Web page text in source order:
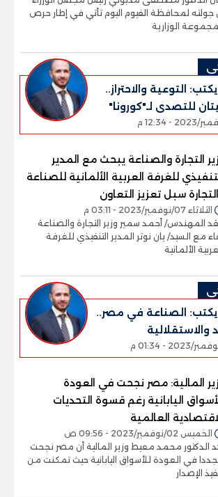
جولته لمحافظة الفيوم اليوم تأتي في إطار حرص
الوزارية
التوعية والاحتراز..
للتصدى لـ"كورونا"
التجارة والصناعة يبحث مع المدير
للغرفة العربية الألمانية للصناعة
سبل تعزيز التعاون
الثلاثاء 07/نوفمبر/2023 - 03:11 م
المهندس/ أحمد سمير وزير التجارة والصناعة
مع السيد/ يان نوتر المدير التنفيذي للغرفة
الألمانية
يكتب: الصناعة في مصر..
والاستقلالية
المالية: مصر نجحت في العودة
اليابانية رغم قسوة التحديات
العالمية
الخميس 02/نوفمبر/2023 - 09:56 ص
الدكتور محمد معيط وزير المالية أن مصر نجحت
في العودة للأسواق اليابانية حيث تمكنت من
الإصدار